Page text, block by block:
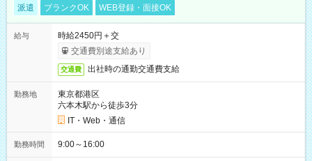
派遣 ブランクOK WEB登録・面接OK
給与
時給2450円＋交
交通費別途支給あり
交通費 出社時の通勤交通費支給
勤務地
東京都港区
六本木駅から徒歩3分
IT・Web・通信
勤務時間 9:00～16:00